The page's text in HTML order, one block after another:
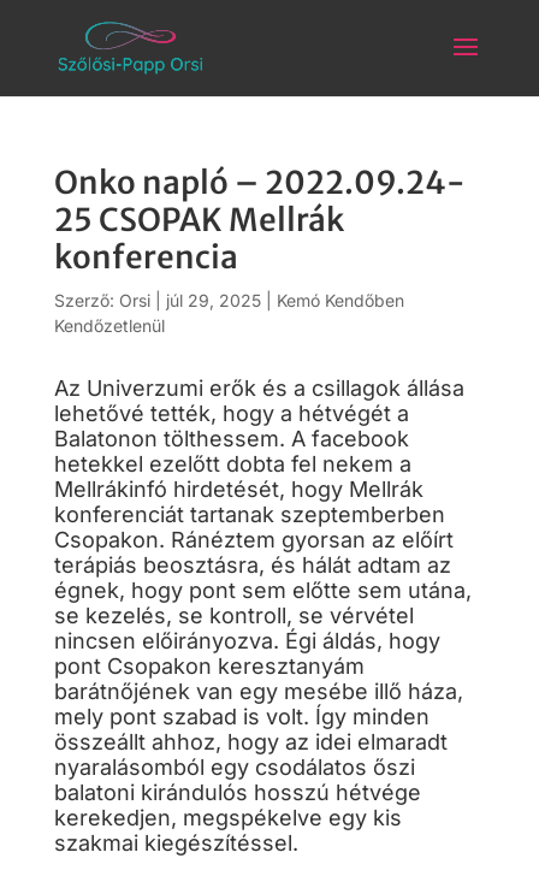
Onko napló – 2022.09.24-
25 CSOPAK Mellrák
konferencia
Szerző: Orsi| júl 29, 2025| Kemó Kendőben
Kendőzetlenül
Az Univerzumi erők és a csillagok állása
lehetővé tették, hogy a hétvégét a
Balatonon tölthessem. A facebook
hetekkel ezelőtt dobta fel nekem a
Mellrákinfó hirdetését, hogy Mellrák
konferenciát tartanak szeptemberben
Csopakon. Ránéztem gyorsan az előírt
terápiás beosztásra, és hálát adtam az
égnek, hogy pont sem előtte sem utána,
se kezelés, se kontroll, se vérvétel
nincsen előirányozva. Égi áldás, hogy
pont Csopakon keresztanyám
barátnőjének van egy mesébe illő háza,
mely pont szabad is volt. Így minden
összeállt ahhoz, hogy az idei elmaradt
nyaralásomból egy csodálatos őszi
balatoni kirándulós hosszú hétvége
kerekedjen, megspékelve egy kis
szakmai kiegészítéssel.